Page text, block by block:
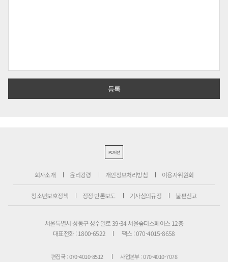
PC버전
회사소개 윤리강령 개인정보처리방침 이용자위원회
청소년보호정책 정정·반론보도 기사심의규정 불편신고
서울특별시 성동구 성수일로 39-34 서울숲더스페이스 12층
대표전화 : 1800-6522
팩스 : 070-4015-8658
편집국 : 070-4010-8512 사업본부 : 070-4010-7078